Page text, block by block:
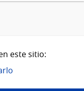
este sitio: